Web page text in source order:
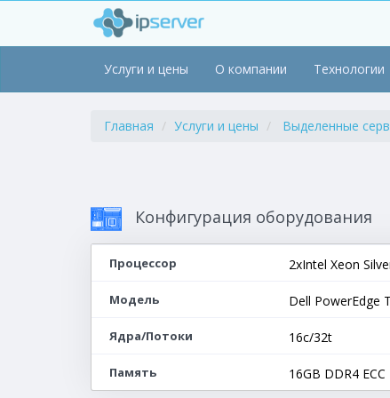
Услуги и цены О компании Технологии
Главная Услуги и цены Выделенные
Конфигурация оборудования
Процессор 2xIntel Xeon
Модель Dell PowerEdge
Ядра/Потоки 16c/32t
Память 16GB DDR4 ECC